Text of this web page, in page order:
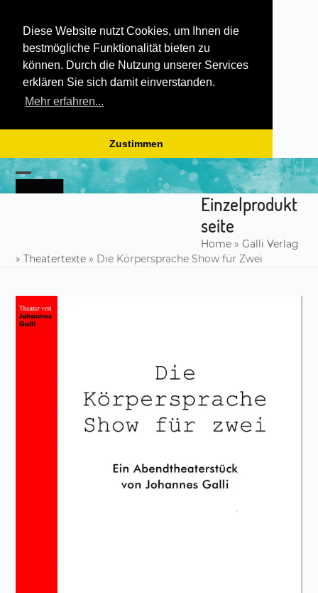
Diese Website nutzt Cookies, um Ihnen die
bestmögliche Funktionalität bieten zu
können. Durch die Nutzung unserer Services
erklären Sie sich damit einverstanden.
Mehr erfahren...
Zustimmen
Skip
to
content
Open
Close
Einzelprodukt
seite
Home» Galli Verlag
»Theatertexte » Die Körpersprache Show für Zwei